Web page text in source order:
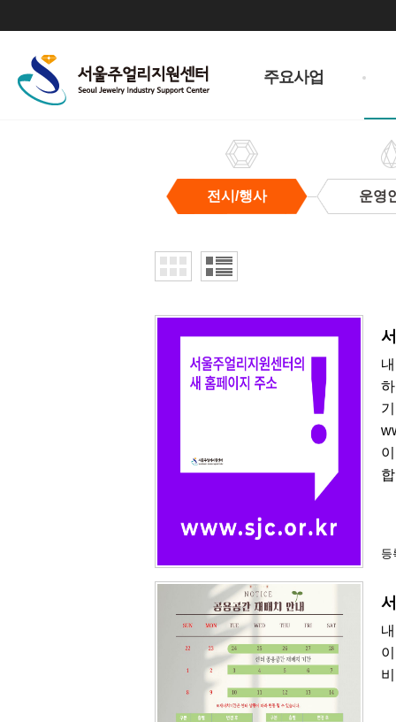
주요사업
전시/행사 운영
행
사
등